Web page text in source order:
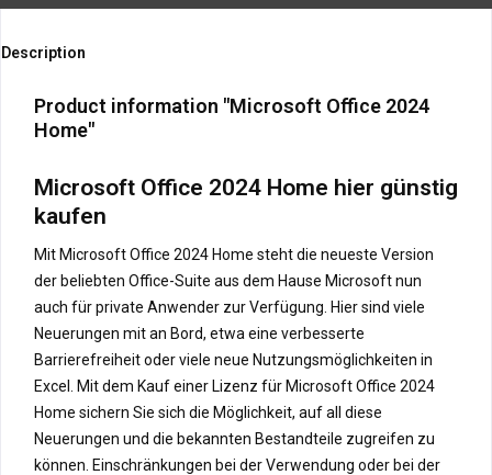
Description
Product information "Microsoft Office 2024
Home"
Microsoft Office 2024 Home hier günstig
kaufen
Mit Microsoft Office 2024 Home steht die neueste Version
der beliebten Office-Suite aus dem Hause Microsoft nun
auch für private Anwender zur Verfügung. Hier sind viele
Neuerungen mit an Bord, etwa eine verbesserte
Barrierefreiheit oder viele neue Nutzungsmöglichkeiten in
Excel. Mit dem Kauf einer Lizenz für Microsoft Office 2024
Home sichern Sie sich die Möglichkeit, auf all diese
Neuerungen und die bekannten Bestandteile zugreifen zu
können. Einschränkungen bei der Verwendung oder bei der